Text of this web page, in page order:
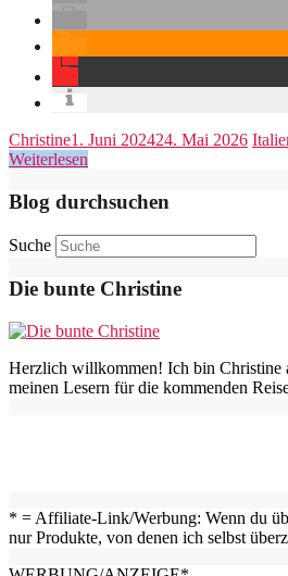
Christine1. Juni 202424. Mai 2026
Weiterlesen
Blog durchsuchen
Suche
Die bunte Christine
Herzlich willkommen! Ich bin Christine
meinen Lesern für die kommenden
* = Affiliate-Link/Werbung: Wenn du
nur Produkte, von denen ich selbst